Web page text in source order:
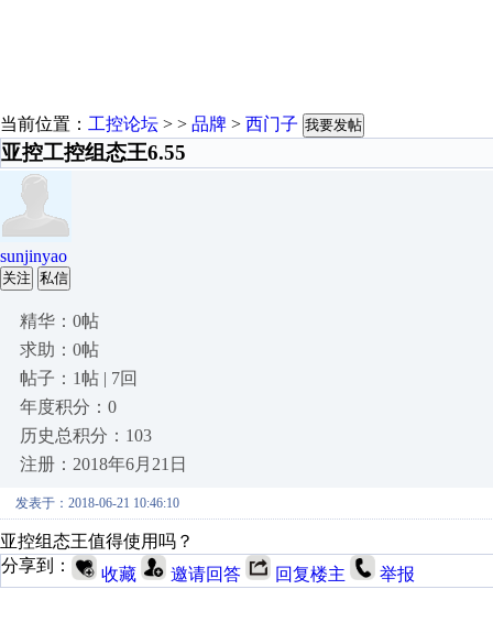
当前位置： 工控论坛 > > 品牌 > 西门子 我要发帖
亚控工控组态王6.55
sunjinyao
关注 私信
精华：0帖
求助：0帖
帖子：1帖 | 7回
年度积分：0
历史总积分：103
注册：2018年6月21日
发表于：2018-06-21 10:46:10
亚控组态王值得使用吗？
分享到：
收藏 邀请回答 回复楼主 举报